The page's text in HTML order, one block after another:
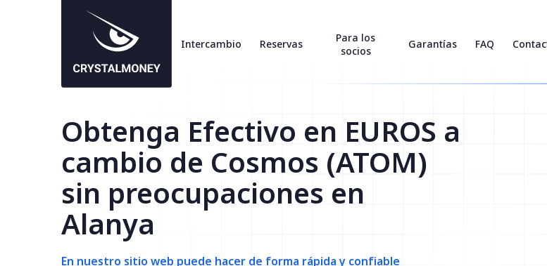
Intercambio Reservas
Para los
socios
Garantías FAQ
Obtenga Efectivo en EUROS a
cambio de Cosmos (ATOM)
sin preocupaciones en
Alanya
En nuestro sitio web puede hacer de forma rápida y confiable